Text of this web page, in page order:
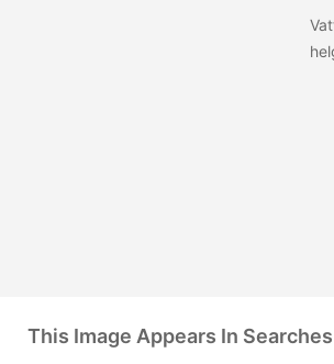
This Image Appears In